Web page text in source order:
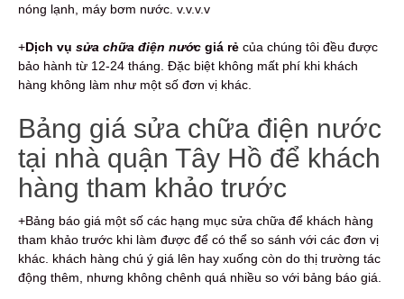
nóng lạnh, máy bơm nước. v.v.v.v
+Dịch vụ sửa chữa điện nước giá rẻ của chúng tôi đều được
bảo hành từ 12-24 tháng. Đặc biệt không mất phí khi khách
hàng không làm như một số đơn vị khác.
Bảng giá sửa chữa điện nước
tại nhà quận Tây Hồ để khách
hàng tham khảo trước
+Bảng báo giá một số các hạng mục sửa chữa để khách hàng
tham khảo trước khi làm được để có thể so sánh với các đơn vị
khác. khách hàng chú ý giá lên hay xuống còn do thị trường tác
động thêm, nhưng không chênh quá nhiều so với bảng báo giá.